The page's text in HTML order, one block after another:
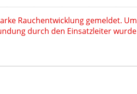
Rauchentwicklung gemeldet.
durch den Einsatzleiter